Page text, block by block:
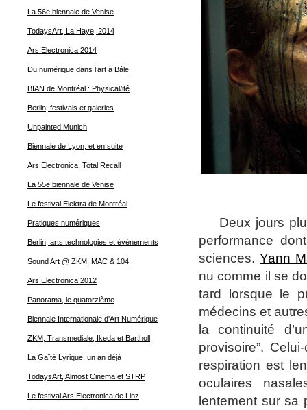
La 56e biennale de Venise
TodaysArt, La Haye, 2014
Ars Electronica 2014
Du numérique dans l’art à Bâle
BIAN de Montréal : Physical/ité
Berlin, festivals et galeries
Unpainted Munich
Biennale de Lyon, et en suite
Ars Electronica, Total Recall
La 55e biennale de Venise
Le festival Elektra de Montréal
Pratiques numériques
Berlin, arts technologies et événements
Sound Art @ ZKM, MAC & 104
Ars Electronica 2012
Panorama, le quatorzième
Biennale Internationale d'Art Numérique
ZKM, Transmediale, Ikeda et Bartholl
La Gaîté Lyrique, un an déjà
TodaysArt, Almost Cinema et STRP
Le festival Ars Electronica de Linz
Deux jours
performance
sciences. Yann
nu comme il se
tard lorsque le
médecins et
la continuité
provisoire”.
respiration est
oculaires
lentement sur sa